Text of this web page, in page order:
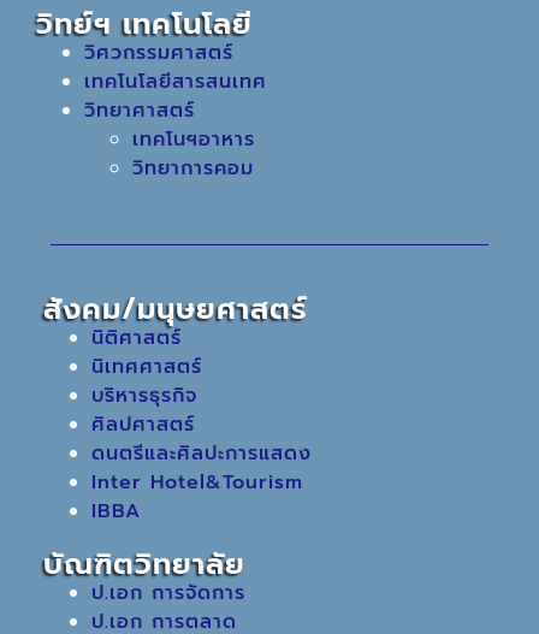
วิทย์ฯ เทคโนโลยี
วิศวกรรมศาสตร์
เทคโนโลยีสารสนเทศ
วิทยาศาสตร์
เทคโนฯอาหาร
วิทยาการคอม
สังคม/มนุษยศาสตร์
นิติศาสตร์
นิเทศศาสตร์
บริหารธุรกิจ
ศิลปศาสตร์
ดนตรีและศิลปะการแสดง
Inter Hotel&Tourism
IBBA
บัณฑิตวิทยาลัย
ป.เอก การจัดการ
ป.เอก การตลาด